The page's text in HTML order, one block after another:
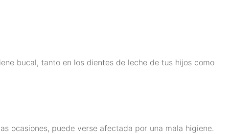
bucal, tanto en los dientes de leche de tus hijos como
ocasiones, puede verse afectada por una mala higiene.